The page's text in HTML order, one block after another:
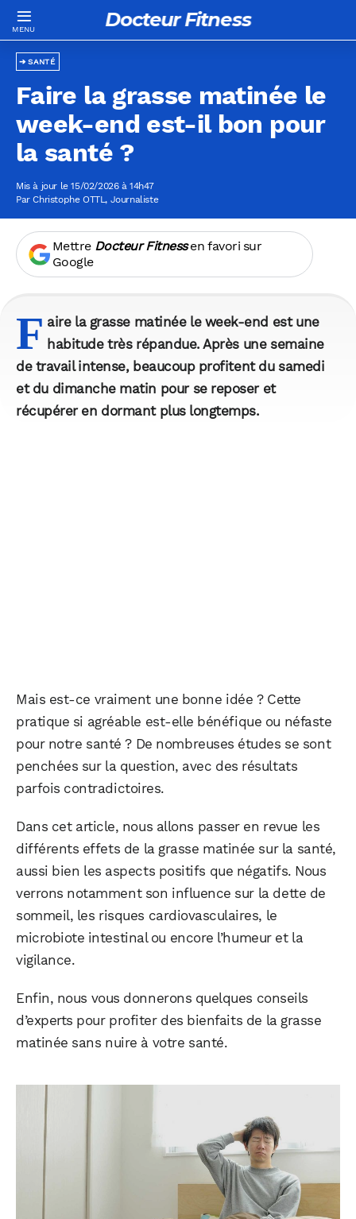
Docteur Fitness
SANTÉ
Faire la grasse matinée le
week-end est-il bon pour
la santé ?
Mis à jour le 15/02/2026 à 14h47
ParChristophe OTTL, Journaliste
Mettre Docteur Fitnessen favori sur
Google
F aire la grasse matinée le week-end est une
habitude très répandue. Après une semaine
de travail intense, beaucoup profitent du samedi
et du dimanche matin pour se reposer et
récupérer en dormant plus longtemps.
Mais est-ce vraiment une bonne idée ? Cette
pratique si agréable est-elle bénéfique ou néfaste
pour notre santé ? De nombreuses études se sont
penchées sur la question, avec des résultats
parfois contradictoires.
Dans cet article, nous allons passer en revue les
différents effets de la grasse matinée sur la santé,
aussi bien les aspects positifs que négatifs. Nous
verrons notamment son influence sur la dette de
sommeil, les risques cardiovasculaires, le
microbiote intestinal ou encore l’humeur et la
vigilance.
Enfin, nous vous donnerons quelques conseils
d’experts pour profiter des bienfaits de la grasse
matinée sans nuire à votre santé.